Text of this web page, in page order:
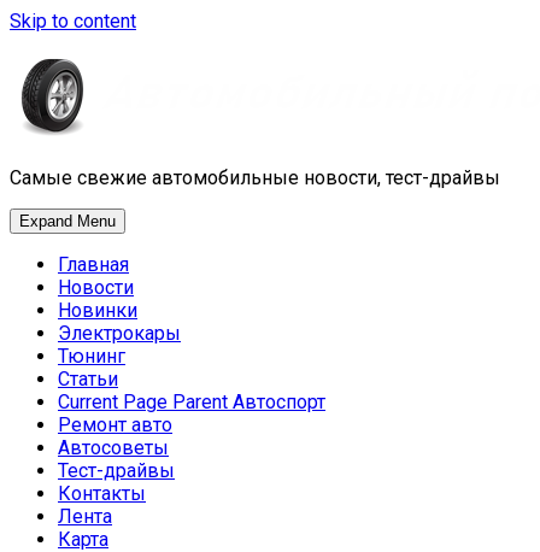
Skip to content
Самые свежие автомобильные новости, тест-драйвы
Expand Menu
Главная
Новости
Новинки
Электрокары
Тюнинг
Статьи
Current Page Parent Автоспорт
Ремонт авто
Автосоветы
Тест-драйвы
Контакты
Лента
Карта